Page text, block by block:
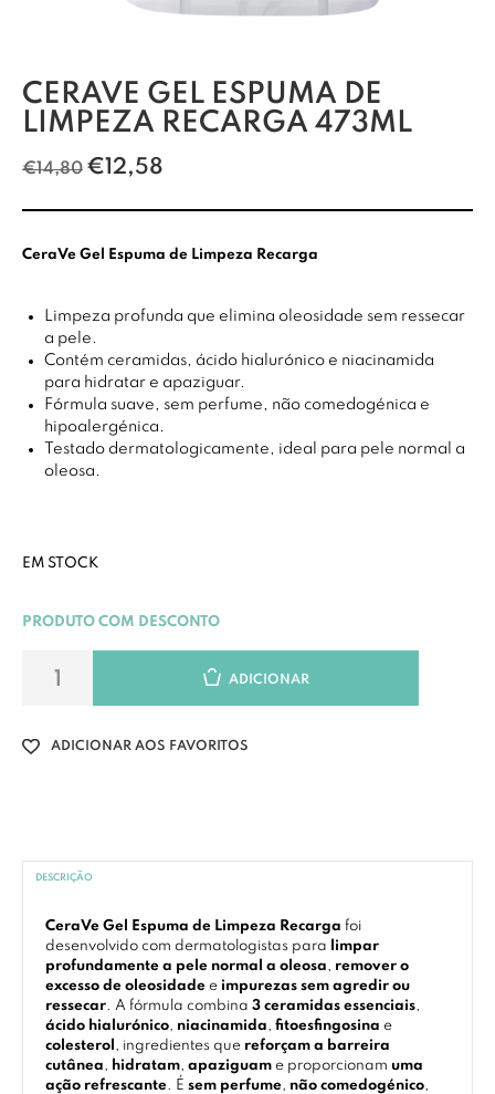
CERAVE GEL ESPUMA DE
LIMPEZA RECARGA 473ML
€14,80 €12,58
CeraVe Gel Espuma de Limpeza Recarga
Limpeza profunda que elimina oleosidade sem ressecar
a pele.
Contém ceramidas, ácido hialurónico e niacinamida
para hidratar e apaziguar.
Fórmula suave, sem perfume, não comedogénica e
hipoalergénica.
Testado dermatologicamente, ideal para pele normal a
oleosa.
EM STOCK
PRODUTO COM DESCONTO
ADICIONAR
ADICIONAR AOS FAVORITOS
DESCRIÇÃO
CeraVe Gel Espuma de Limpeza Recarga foi
desenvolvido com dermatologistas para
limpar
profundamente a pele normal a oleosa
remover o
excesso de oleosidade e impurezas sem agredir ou
ressecar . A fórmula combina 3 ceramidas essenciais
ácido hialurónico
niacinamida fitoesfingosina e
colesterol
, ingredientes que reforçam a barreira
cutânea
hidratam apaziguam e proporcionam uma
ação refrescante . É sem perfume não comedogénico